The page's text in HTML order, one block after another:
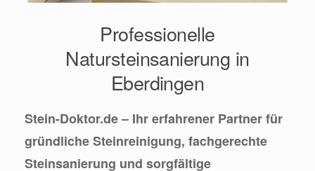
Professionelle
Natursteinsanierung in
Eberdingen
Stein-Doktor.de – Ihr erfahrener Partner für
gründliche Steinreinigung, fachgerechte
Steinsanierung und sorgfältige